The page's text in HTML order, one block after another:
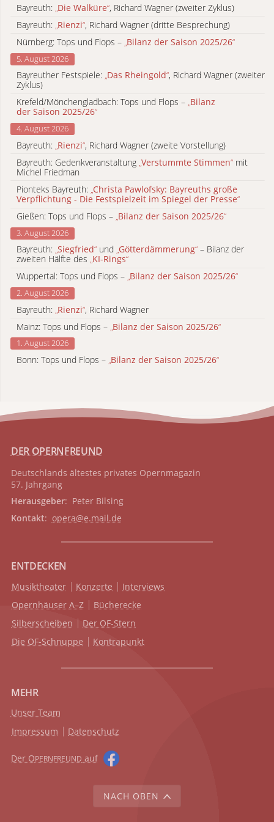
Bayreuth: Die Walküre“, Richard Wagner (zweiter Zyklus)
Bayreuth: Rienzi“, Richard Wagner (dritte Besprechung)
Nürnberg: Tops und Flops – „Bilanz der Saison 2025/26“
5. August 2026
Bayreuther Festspiele: „Das Rheingold“, Richard Wagner (zweiter
Zyklus)
Krefeld/Mönchengladbach: Tops und Flops – „Bilanz
der Saison 2025/26“
4. August 2026
Bayreuth: Rienzi“, Richard Wagner (zweite Vorstellung)
Bayreuth: Gedenkveranstaltung „Verstummte Stimmen“ mit
Michel Friedman
Pionteks Bayreuth: „Christa Pawlofsky: Bayreuths große
Verpflichtung - Die Festspielzeit im Spiegel der Presse“
Gießen: Tops und Flops – „Bilanz der Saison 2025/26“
3. August 2026
Bayreuth: „Siegfried“ und „Götterdämmerung“ – Bilanz der
zweiten Hälfte des „KI-Rings“
Wuppertal: Tops und Flops – „Bilanz der Saison 2025/26“
2. August 2026
Bayreuth: Rienzi“, Richard Wagner
Mainz: Tops und Flops – „Bilanz der Saison 2025/26“
1. August 2026
Bonn: Tops und Flops – „Bilanz der Saison 2025/26“
DER OPERNFREUND
Deutschlands ältestes privates Opernmagazin
57. Jahrgang
Herausgeber: Peter Bilsing
Kontakt: opera@e.mail.de
ENTDECKEN
Musiktheater Konzerte
Interviews
Opernhäuser A–Z
Bücherecke
Silberscheiben
Der OF-Stern
Die OF-Schnuppe
Kontrapunkt
MEHR
Unser Team
Impressum
Datenschutz
Der OPERNFREUND auf
NACH OBEN